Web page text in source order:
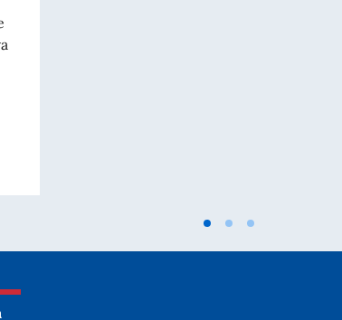
DEI MINISTRI E MINISTRO DEGLI AFFARI ESTERI